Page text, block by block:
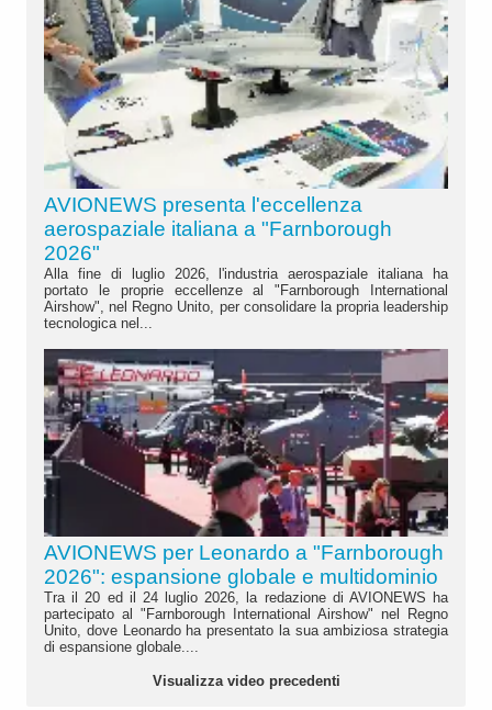
AVIONEWS presenta l'eccellenza
aerospaziale italiana a "Farnborough
2026"
Alla fine di luglio 2026, l'industria aerospaziale italiana ha
portato le proprie eccellenze al "Farnborough International
Airshow", nel Regno Unito, per consolidare la propria leadership
tecnologica nel...
AVIONEWS per Leonardo a "Farnborough
2026": espansione globale e multidominio
Tra il 20 ed il 24 luglio 2026, la redazione di AVIONEWS ha
partecipato al "Farnborough International Airshow" nel Regno
Unito, dove Leonardo ha presentato la sua ambiziosa strategia
di espansione globale....
Visualizza video precedenti